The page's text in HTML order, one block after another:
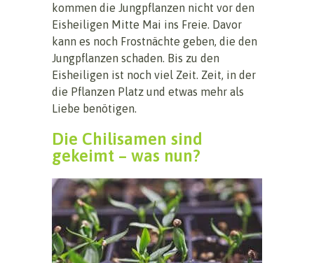
kommen die Jungpflanzen nicht vor den
Eisheiligen Mitte Mai ins Freie. Davor
kann es noch Frostnächte geben, die den
Jungpflanzen schaden. Bis zu den
Eisheiligen ist noch viel Zeit. Zeit, in der
die Pflanzen Platz und etwas mehr als
Liebe benötigen.
Die Chilisamen sind
gekeimt – was nun?